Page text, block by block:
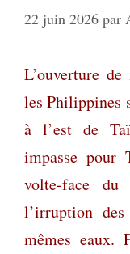
22 juin 2026 par
L’ouverture
les Philippines
à l’est de
impasse pour
volte-face du
l’irruption
mêmes eaux.